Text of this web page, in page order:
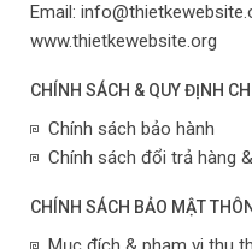
Email:
www.thietkewebsite.org
CHÍNH SÁCH & QUY ĐỊNH
Chính sách bảo hành
Chính sách đổi trả hàng
CHÍNH SÁCH BẢO MẬT